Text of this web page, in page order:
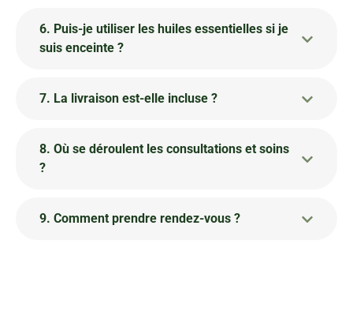
6. Puis-je utiliser les huiles essentielles si je
suis enceinte ?
7. La livraison est-elle incluse ?
8. Où se déroulent les consultations et soins
?
9. Comment prendre rendez-vous ?